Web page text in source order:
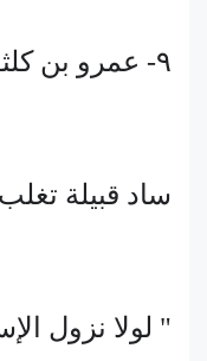
٩- عمرو بن كلثوم ١٥ سنة :
ساد قبيلة
" لولا نزول